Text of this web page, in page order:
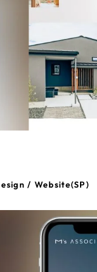
/ Website(SP)